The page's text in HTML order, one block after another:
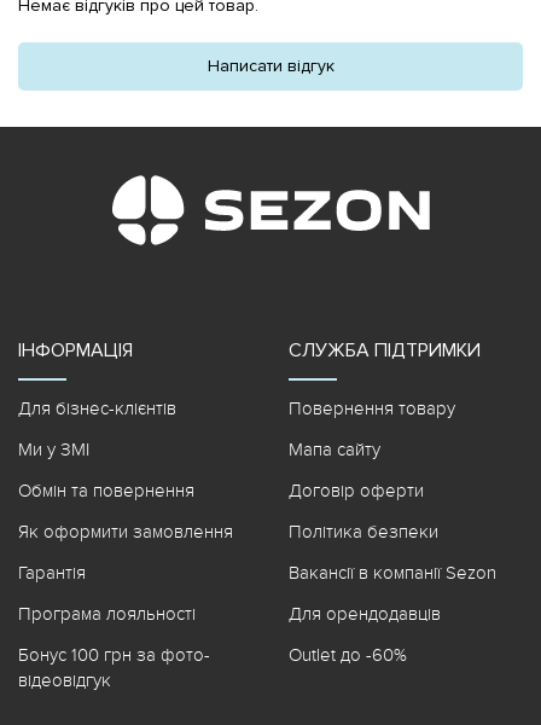
Немає відгуків про цей товар.
Написати відгук
ІНФОРМАЦІЯ
Для бізнес-клієнтів
Ми у ЗМІ
Обмін та повернення
Як оформити замовлення
Гарантія
Програма лояльності
Бонус 100 грн за фото-
відеовідгук
СЛУЖБА ПІДТРИМКИ
Повернення товару
Мапа сайту
Договір оферти
Політика безпеки
Вакансії в компанії Sezon
Для орендодавців
Outlet до -60%